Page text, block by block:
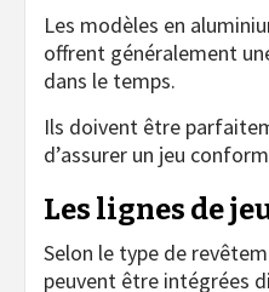
Les modèles en
offrent généralement
dans le temps.
Ils doivent être
d’assurer un jeu
Les lignes de
Selon le type de
peuvent être intégrées